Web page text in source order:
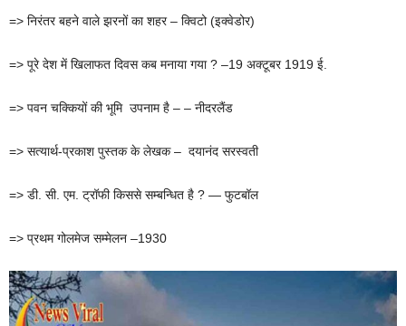
=> निरंतर बहने वाले झरनों का शहर – क्विटो (इक्वेडोर)
=> पूरे देश में खिलाफत दिवस कब मनाया गया ? –19 अक्टूबर 1919 ई.
=> पवन चक्कियों की भूमि उपनाम है – – नीदरलैंड
=> सत्यार्थ-प्रकाश पुस्तक के लेखक – दयानंद सरस्वती
=> डी. सी. एम. ट्रॉफी किससे सम्बन्धित है ? — फुटबॉल
=> प्रथम गोलमेज सम्मेलन –1930